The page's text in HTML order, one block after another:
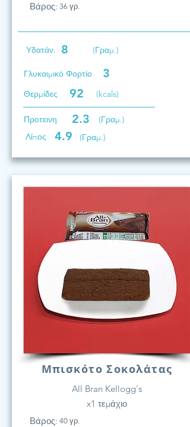
Βάρος: 36 γρ.
Υδατάν. 8 (Γραμ.)
Γλυκαιμικό Φορτίο 3
Θερμίδες 92 (kcals)
Προτεινη 2.3
(Γραμ.)
Λίπος
4.9 (Γραμ.)
Μπισκότο Σοκολάτας
All Bran Kellogg's
x1 τεμάχιο
Βάρος: 40 γρ.